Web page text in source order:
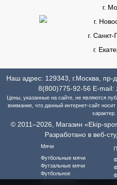
г.
г.
г.
г.
Наш адрес: 129343, г.Москва,
8(800)775-92-56 E-mail:
Цены, указанные на сайте, не являются
внимание, что данный интернет-сайт
характер.
© 2011–2026, Магазин «Ekip-
Разработано в веб-
Мячи
Футбольные мячи
Футзальные мячи
Футбольное
оборудование